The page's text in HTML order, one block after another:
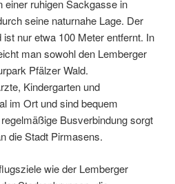
einer ruhigen Sackgasse in
seine naturnahe Lage. Der
nur etwa 100 Meter entfernt. In
man sowohl den Lemberger
Pfälzer Wald.
Kindergarten und
im Ort und sind bequem
Busverbindung sorgt
die Stadt Pirmasens.
wie der Lemberger